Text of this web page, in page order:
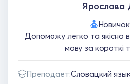
Ярослава
Новичок
Допоможу легко та якісно
мову за короткі
Преподает:Словацкий язык